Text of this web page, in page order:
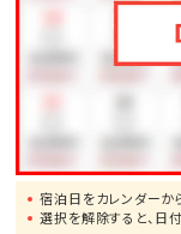
宿泊日をカレンダーか
選択を解除すると、日